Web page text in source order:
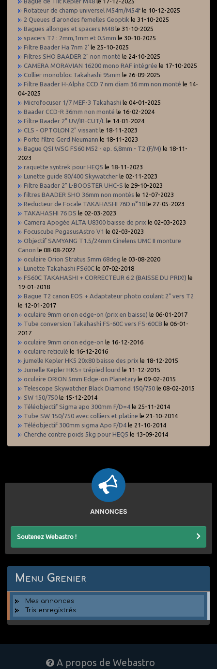
Rotateur de champ universel M54m/M54f le 10-12-2025
2 Queues d'arondes femelles Geoptik le 31-10-2025
Bagues allonges et spacers M48 le 31-10-2025
spacers T2 : 2mm,1mm et 0.5mm le 30-10-2025
Filtre Baader Ha 7nm 2' le 25-10-2025
Filtres SHO BAADER 2" non monté le 24-10-2025
CAMERA MORAVIAN 16200 mono RAF intégrée le 17-10-2025
Collier monobloc Takahashi 95mm le 26-09-2025
Filtre Baader H-Alpha CCD 7 nm diam 36 mm non monté le 14-
04-2025
Microfocuser 1/7 MEF-3 Takahashi le 04-01-2025
Baader CCD-R 36mm non monté le 16-02-2024
Filtre Baader 2" UV/IR-CUT/L le 14-01-2024
CLS - OPTOLON 2" vissant le 18-11-2023
Porte filtre Gerd Neumann le 18-11-2023
Bague QSI WSG FS60 M52 - ep. 6,8mm - T2 (F/M) le 18-11-
2023
raquette syntrek pour HEQ5 le 18-11-2023
Lunette guide 80/400 Skywatcher le 02-11-2023
Filtre Baader 2" L-BOOSTER UHC-S le 29-10-2023
filtres BAADER SHO 36mm non montés le 12-07-2023
Reducteur de Focale TAKAHASHI 76D n°18 le 27-05-2023
TAKAHASHI 76 DS le 02-03-2023
Camera Apogée ALTA U8300 baisse de prix le 02-03-2023
Focuscube PegasusAstro V1 le 02-03-2023
Objectif SAMYANG T1.5/24mm Cinelens UMC II monture
Canon le 08-08-2022
oculaire Orion Stratus 5mm 68deg le 03-08-2020
Lunette Takahashi FS60C le 07-02-2018
FS60C TAKAHASHI + CORRECTEUR 6.2 (BAISSE DU PRIX!) le
19-01-2018
Bague T2 canon EOS + Adaptateur photo coulant 2" vers T2
le 12-01-2017
oculaire 9mm orion edge-on (prix en baisse) le 06-01-2017
Tube conversion Takahashi FS-60C vers FS-60CB le 06-01-
2017
oculaire 9mm orion edge-on le 16-12-2016
oculaire reticulé le 16-12-2016
jumelle Kepler HK5 20x80 baisse des prix le 18-12-2015
Jumelle Kepler HK5+ trépied lourd le 11-12-2015
oculaire ORION 5mm Edge-on Planetary le 09-02-2015
Telescope Skywatcher Black Diamond 150/750 le 08-02-2015
SW 150/750 le 15-12-2014
Téléobjectif Sigma apo 300mm F/D=4 le 25-11-2014
Tube SW 150/750 avec colliers et platine le 21-10-2014
Téléobjectif 300mm sigma Apo F/D4 le 21-10-2014
Cherche contre poids 5kg pour HEQ5 le 13-09-2014
ANNONCES
Soutenez Webastro !
Menu Grenier
Mes annonces
Tris enregistrés
A propos de Webastro